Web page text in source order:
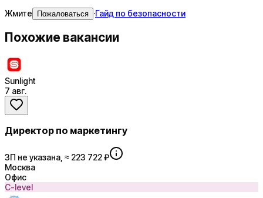
Жмите
Пожаловаться ·Гайд по безопасности
Похожие вакансии
Sunlight
7 авг.
Директор по маркетингу
ЗП не указана, ≈ 223 722 ₽
Москва
Офис
C-level